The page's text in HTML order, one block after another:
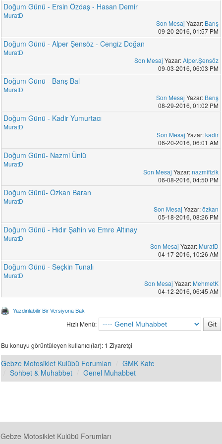
Doğum Günü - Ersin Özdaş - Hasan Demir
MuratD
Son Mesaj Yazar: Barış
09-20-2016, 01:57 PM
Doğum Günü - Alper Şensöz - Cengiz Doğan
MuratD
Son Mesaj Yazar:Alper.Şensöz
09-03-2016, 06:03 PM
Doğum Günü - Barış Bal
MuratD
Son Mesaj Yazar: Barış
08-29-2016, 01:02 PM
Doğum Günü - Kadir Yumurtacı
MuratD
Son Mesaj Yazar:kadir
06-20-2016, 06:01 AM
Doğum Günü- Nazmi Ünlü
MuratD
Son Mesaj Yazar:nazmifizik
06-08-2016, 04:50 PM
Doğum Günü- Özkan Baran
MuratD
Son Mesaj Yazar:özkan
05-18-2016, 08:26 PM
Doğum Günü - Hıdır Şahin ve Emre Altınay
MuratD
Son Mesaj Yazar: MuratD
04-17-2016, 10:26 AM
Doğum Günü - Seçkin Tunalı
MuratD
Son Mesaj Yazar: MehmetK
04-12-2016, 06:45 AM
Yazdırılabilir Bir Versiyona Bak
Hızlı Menü:
Bu konuyu görüntüleyen kullanıcı(lar): 1 Ziyaretçi
Gebze Motosiklet Kulübü Forumları
GMK Kafe
Sohbet & Muhabbet
Genel Muhabbet
Gebze Motosiklet Kulübü Forumları